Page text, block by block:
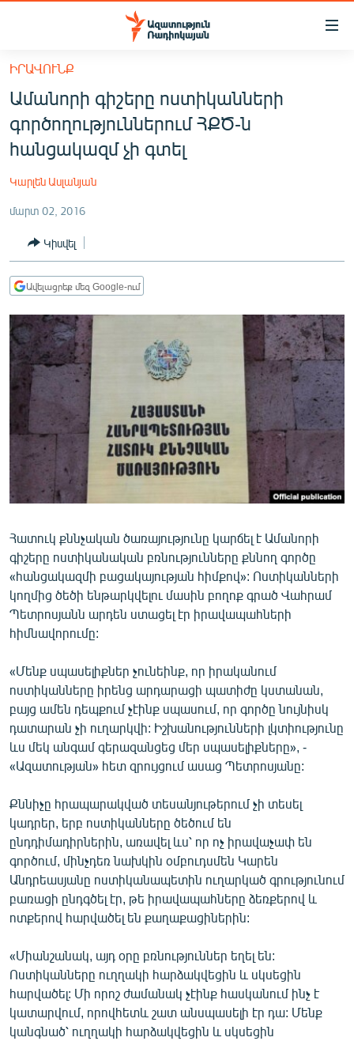
Մատչելիության
հիմնական
բովանդակությանը
հիմնական
մենյուին
ՀԱՅԱՍՏԱՆ
ՔԱՂԱՔԱԿԱՆ
ՏՆՏԵՍՈՒԹՅՈՒՆ
ՂԱՐԱԲԱՂ
ՏԱՐԱԾԱՇՐՋԱՆ
ՄԻՋԱԶԳԱՅԻՆ
ՄՇԱԿՈՒՅԹ
ՍՊՈՐՏ
ՄԵԿՆԱԲԱՆՈՒԹՅՈՒՆ
ՏՏ ԵՒ ԻՆՏԵՐՆԵՏ
ԱՐԽԻՎ
ՏԵՍԱՆՅՈՒԹԵՐ
ԲԱՆԱՎԵՃ
ՁԳՏԵԼՈՎ ԼԱՎԱԳՈՒՅՆԻՆ
Հայերեն
English
Русский
«Ազատության» բոլոր կայքերը
ԻՐԱՎՈՒՆՔ
Ամանորի գիշերը ոստիկանների
գործողություններում ՀՔԾ-ն
հանցակազմ չի գտել
Կարլեն Ասլանյան
մարտ 02, 2016
Կիսվել
Ավելացրեք մեզ Google-ում
Հատուկ քննչական ծառայությունը կարճել է Ամանորի
գիշերը ոստիկանական բռնությունները քննող գործը
«հանցակազմի բացակայության հիմքով»: Ոստիկանների
կողմից ծեծի ենթարկվելու մասին բողոք գրած Վահրամ
Պետրոսյանն արդեն ստացել էր իրավապահների
հիմնավորումը:
«Մենք սպասելիքներ չունեինք, որ իրականում
ոստիկանները իրենց արդարացի պատիժը կստանան,
բայց ամեն դեպքում չէինք սպասում, որ գործը նույնիսկ
դատարան չի ուղարկվի: Իշխանությունների լկտիությունը
ևս մեկ անգամ գերազանցեց մեր սպասելիքները», -
«Ազատության» հետ զրույցում ասաց Պետրոսյանը:
Քննիչը հրապարակված տեսանյութերում չի տեսել
կադրեր, երբ ոստիկանները ծեծում են
ընդդիմադիրներին, առավել ևս՝ որ ոչ իրավաչափ են
գործում, մինչդեռ նախկին օմբուդսմեն Կարեն
Անդրեասյանը ոստիկանապետին ուղարկած գրությունում
բառացի ընդգծել էր, թե իրավապահները ձեռքերով և
ոտքերով հարվածել են քաղաքացիներին:
«Միանշանակ, այդ օրը բռնություններ եղել են:
Ոստիկանները ուղղակի հարձակվեցին և սկսեցին
հարվածել: Մի որոշ ժամանակ չէինք հասկանում ինչ է
կատարվում, որովհետև շատ անսպասելի էր դա: Մենք
կանգնած՝ ուղղակի հարձակվեցին և սկսեցին